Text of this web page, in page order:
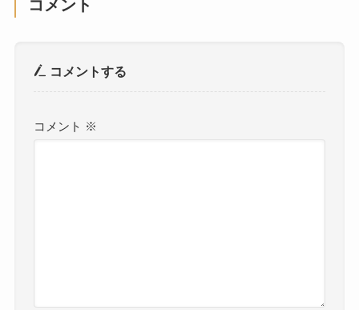
コメント
コメントする
コメント ※